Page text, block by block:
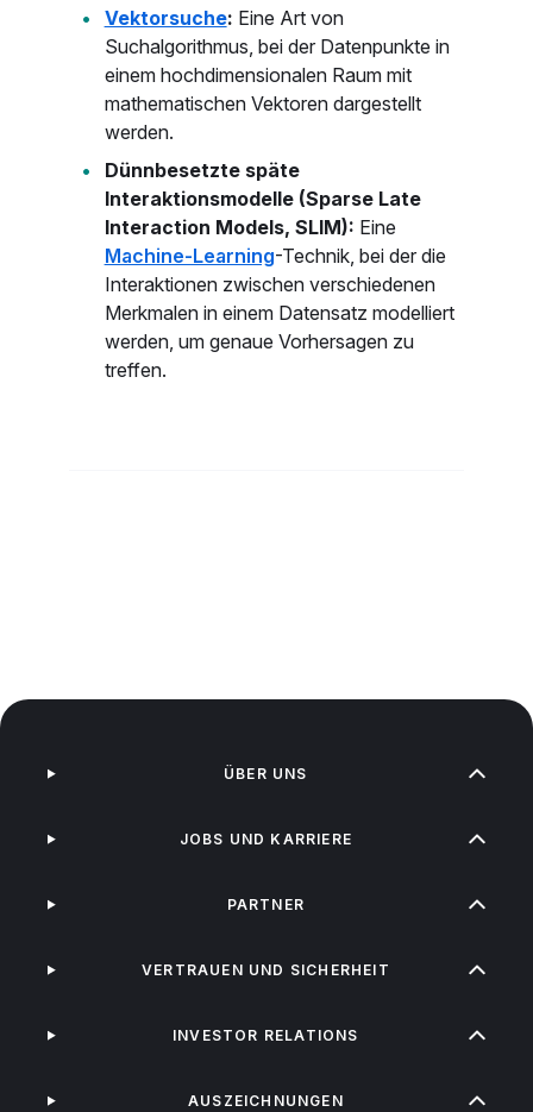
Vektorsuche: Eine Art von
Suchalgorithmus, bei der Datenpunkte in
einem hochdimensionalen Raum mit
mathematischen Vektoren dargestellt
werden.
Dünnbesetzte späte
Interaktionsmodelle (Sparse Late
Interaction Models, SLIM): Eine
Machine-Learning-Technik, bei der die
Interaktionen zwischen verschiedenen
Merkmalen in einem Datensatz modelliert
werden, um genaue Vorhersagen zu
treffen.
ÜBER UNS
JOBS UND KARRIERE
PARTNER
VERTRAUEN UND SICHERHEIT
INVESTOR RELATIONS
AUSZEICHNUNGEN